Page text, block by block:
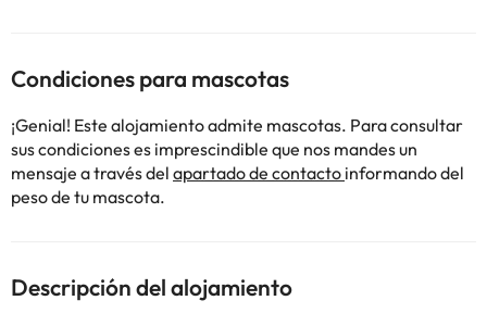
Condiciones para mascotas
¡Genial! Este alojamiento admite mascotas. Para consultar
sus condiciones es imprescindible que nos mandes un
mensaje a través del apartado de contacto informando del
peso de tu mascota.
Descripción del alojamiento